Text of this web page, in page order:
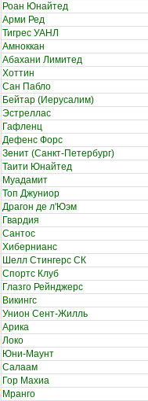
Роан Юнайтед
Арми Ред
Тигрес УАНЛ
Амноккан
Абахани Лимитед
Хоттин
Сан Пабло
Бейтар (Иерусалим)
Эстреллас
Гафленц
Дефенс Форс
Зенит (Санкт-Петербург)
Таити Юнайтед
Муадамит
Топ Джуниор
Драгон де л'Юэм
Гвардия
Сантос
Хибернианс
Шелл Стингерс СК
Спортс Клуб
Глазго Рейнджерс
Викингс
Унион Сент-Жилль
Арика
Локо
Юни-Маунт
Салаам
Гор Махиа
Мранго